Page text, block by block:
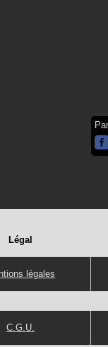
Légal
légales
C.G.U.